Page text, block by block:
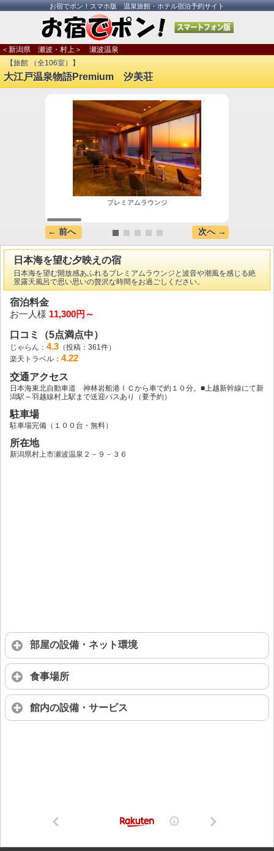
お宿でポン！スマホ版 温泉旅館・ホテル宿泊予約サイト
＜新潟県 瀬波・村上＞ 瀬波温泉
【旅館 （全106室）】
大江戸温泉物語Premium 汐美荘
プレミアムラウンジ
← 前へ 次へ →
日本海を望む夕映えの宿
日本海を望む開放感あふれるプレミアムラウンジと波音や潮風を感じる絶
景露天風呂で思い思いの贅沢な時間をお過ごしください。
宿泊料金
お一人様 11,300円～
口コミ（5点満点中）
じゃらん： 4.3 （投稿：361件）
楽天トラベル： 4.22
交通アクセス
日本海東北自動車道 神林岩船港ＩＣから車で約１０分。■上越新幹線にて新
潟駅～羽越線村上駅まで送迎バスあり（要予約）
駐車場
駐車場完備（１００台・無料）
所在地
新潟県村上市瀬波温泉２－９－３６
部屋の設備・ネット環境
食事場所
館内の設備・サービス